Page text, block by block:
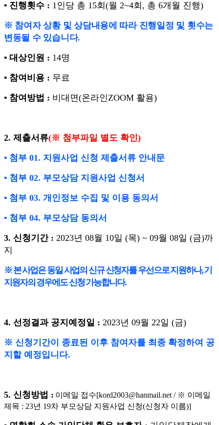
▪ 진행횟수 : 1인당 총 15회 (월 2~4회 , 총 6개월 진행)
※ 참여자 상황 및 상담내용에 따라 진행일정 및 횟수는
변동될 수 있습니다.
▪ 대상인원 : 14명
▪ 참여비용 : 무료
▪ 참여방법 : 비대면(온라인ZOOM 활용)
2. 제출서류(※ 첨부파일 별도 확인)
▪ 첨부 01. 지원사업 신청 제출서류 안내문
▪ 첨부 02. 부모상담 지원사업 신청서
▪ 첨부 03. 개인정보 수집 및 이용 동의서
▪ 첨부 04. 부모상담 동의서
3. 신청기간 : 2023년 08월 10일 (목) ~ 09월 08일 (금)까
지
※본 사업은 동일 사업의 신규 신청자를 우선으로 지원하나,기
지원자의 경우에도 신청 가능합니다.
4. 선정결과 공지예정일 : 2023년 09월 22일 (금)
※ 신청기간이 종료된 이후 참여자를 최종 확정하여 공
지할 예정입니다.
5. 신청방법 : 이메일 접수[kord2003@hanmail.net / ※ 이메일
제목 : 23년 19차 부모상담 지원사업 신청(신청자 이름)]